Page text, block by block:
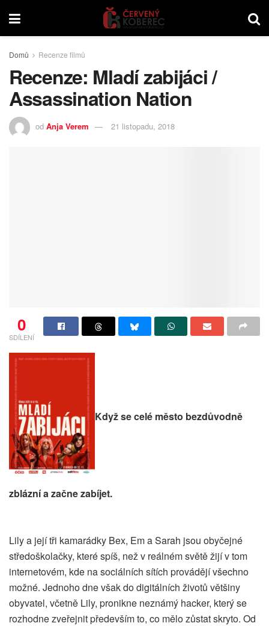
Domů Recenze filmů
Recenze: Mladí zabijáci /
Assassination Nation
od Anja Verem 21 listopadu, 2018
0
SDÍLENÍ
Když se celé město bezdůvodně
zblázní a začne zabíjet.
Lily a její tři kamarádky Bex, Em a Sarah jsou obyčejné
středoškolačky, které spíš, než v reálném světě žijí v tom
internetovém, kde na sociálních sítích provádějí všechno
možné. Jednoho dne však do digitálních životů většiny
obyvatel, včetně Lily, pronikne neznámý hacker, který se
rozhodne zveřejnit především to, co mělo zůstat skryto. Od